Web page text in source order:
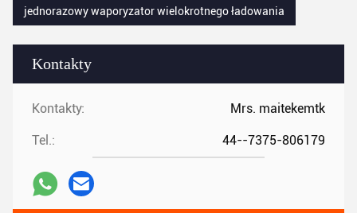
Kontakty
Kontakty: Mrs. maitekemtk
Tel.: 44--7375-806179
jednorazowy waporyzator wielokrotnego ładowania